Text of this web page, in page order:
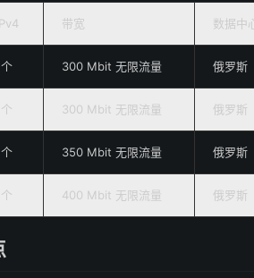
带宽 数据中
300 Mbit 无限流量 俄罗斯
300 Mbit 无限流量 俄罗斯
350 Mbit 无限流量 俄罗斯
400 Mbit 无限流量 俄罗斯